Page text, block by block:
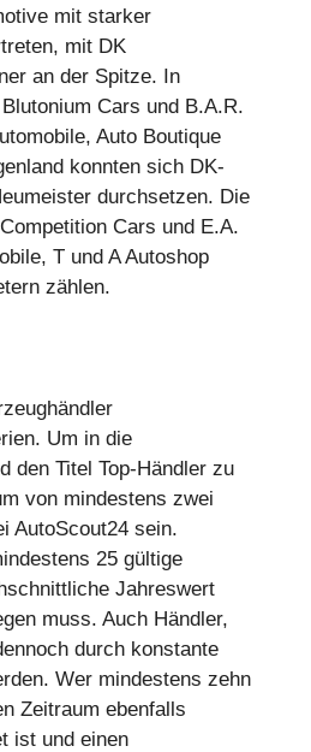
mit starker
mit DK
an der Spitze. In
Cars und B.A.R.
Auto Boutique
konnten sich DK-
durchsetzen. Die
Cars und E.A.
T und A Autoshop
zählen.
Um in die
den Titel Top-Händler zu
von mindestens zwei
AutoScout24 sein.
25 gültige
Jahreswert
muss. Auch Händler,
durch konstante
Wer mindestens zehn
Zeitraum ebenfalls
ist und einen